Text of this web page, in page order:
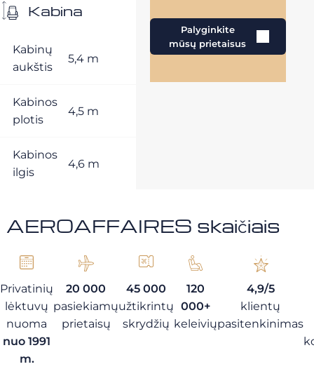
Kabina
Kabinų
aukštis
5,4 m
Kabinos
plotis
4,5 m
Kabinos
ilgis
4,6 m
Palyginkite
mūsų prietaisus
AEROAFFAIRES skaičiais
Privatinių
lėktuvų
nuoma
nuo 1991
m.
20 000
pasiekiamų
prietaisų
45 000
užtikrintų
skrydžių
120
000+
keleivių
4,9/5
klientų
pasitenkinimas